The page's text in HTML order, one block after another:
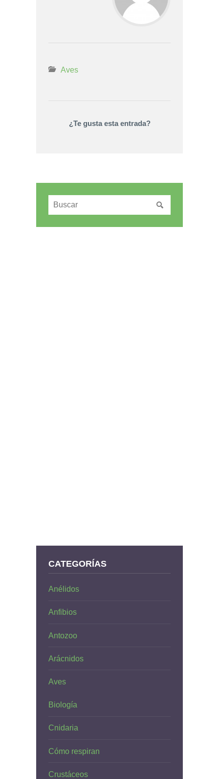
Aves
¿Te gusta esta entrada?
CATEGORÍAS
Anélidos
Anfibios
Antozoo
Arácnidos
Aves
Biología
Cnidaria
Cómo respiran
Crustáceos